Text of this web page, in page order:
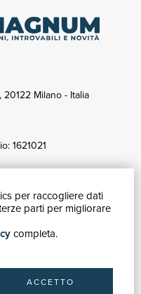
per raccogliere dati
parti per migliorare
completa.
ACCETTO
Milano - Italia
1621021